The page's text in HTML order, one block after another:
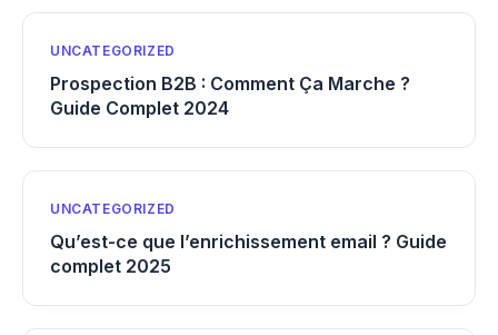
UNCATEGORIZED
Prospection B2B : Comment Ça Marche ?
Guide Complet 2024
UNCATEGORIZED
Qu’est-ce que l’enrichissement email ? Guide
complet 2025